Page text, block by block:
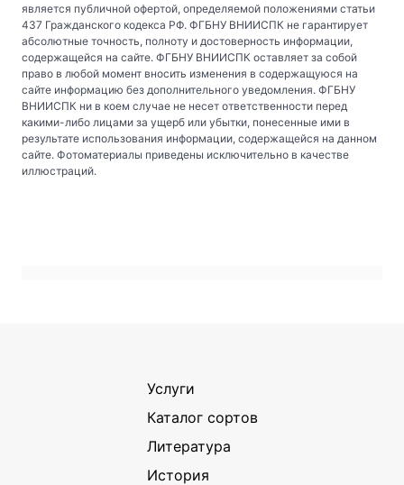
является публичной офертой, определяемой положениями статьи
437 Гражданского кодекса РФ. ФГБНУ ВНИИСПК не гарантирует
абсолютные точность, полноту и достоверность информации,
содержащейся на сайте. ФГБНУ ВНИИСПК оставляет за собой
право в любой момент вносить изменения в содержащуюся на
сайте информацию без дополнительного уведомления. ФГБНУ
ВНИИСПК ни в коем случае не несет ответственности перед
какими-либо лицами за ущерб или убытки, понесенные ими в
результате использования информации, содержащейся на данном
сайте. Фотоматериалы приведены исключительно в качестве
иллюстраций.
Услуги
Каталог сортов
Литература
История